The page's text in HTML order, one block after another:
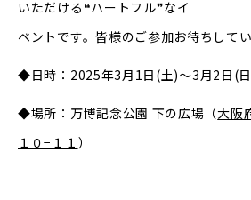
いただける❝ハートフル❞なイ
ベントです。皆様のご参加お待ちして
◆日時：2025年3月1日(土)～3月2日(
◆場所：万博記念公園 下の広場（大阪
１０−１１ ）